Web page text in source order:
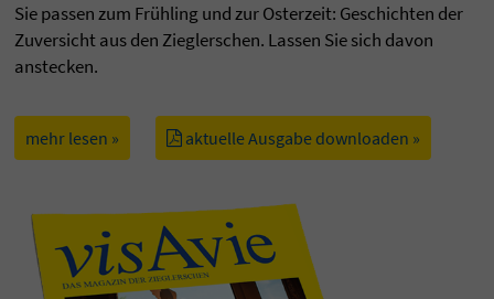
Sie passen zum Frühling und zur Osterzeit: Geschichten der
Zuversicht aus den Zieglerschen. Lassen Sie sich davon
anstecken.
mehr lesen » aktuelle Ausgabe downloaden »